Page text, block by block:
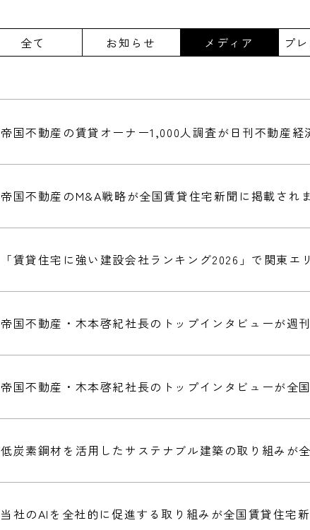
全て お知らせ メディア プ
帝国不動産の賃貸オーナー1,000人調査が日刊不動産経
帝国不動産のM&A戦略が全国賃貸住宅新聞に掲載され
「賃貸住宅に強い建設会社ランキング2026」で関東エ
帝国不動産・木本啓紀社長のトップインタビューが週
帝国不動産・木本啓紀社長のトップインタビューが全
低炭素鋼材を活用したサステナブル建築の取り組みが
当社のAIを全社的に促進する取り組みが全国賃貸住宅